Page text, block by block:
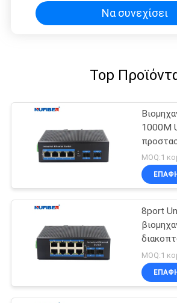
Να συνεχίσει
Top
1000M
ραγών
MOQ:1
8port
MOQ:1